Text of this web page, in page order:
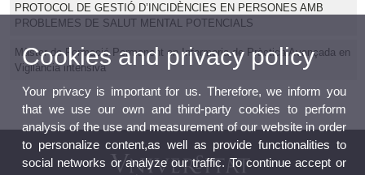
PROTOCOL DE GESTIÓ D’INCIDÈNCIES EN PERSONES AMB
PROBLEMES DE SALUT MENTAL POTENCIALS
Màster de Formació Permanent en Infermeria de Pràctica Avançada en
Vigilància intensiva
Cookies and privacy policy
Your privacy is important for us. Therefore, we inform you
that we use our own and third-party cookies to perform
analysis of the use and measurement of our website in order
to personalize content,as well as provide functionalities to
social networks or analyze our traffic. To continue accept or